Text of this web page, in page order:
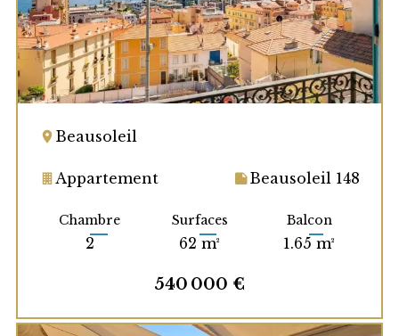
Beausoleil
Appartement Beausoleil 148
Chambre
2
Surfaces
62 m²
Balcon
1.65 m²
540 000 €